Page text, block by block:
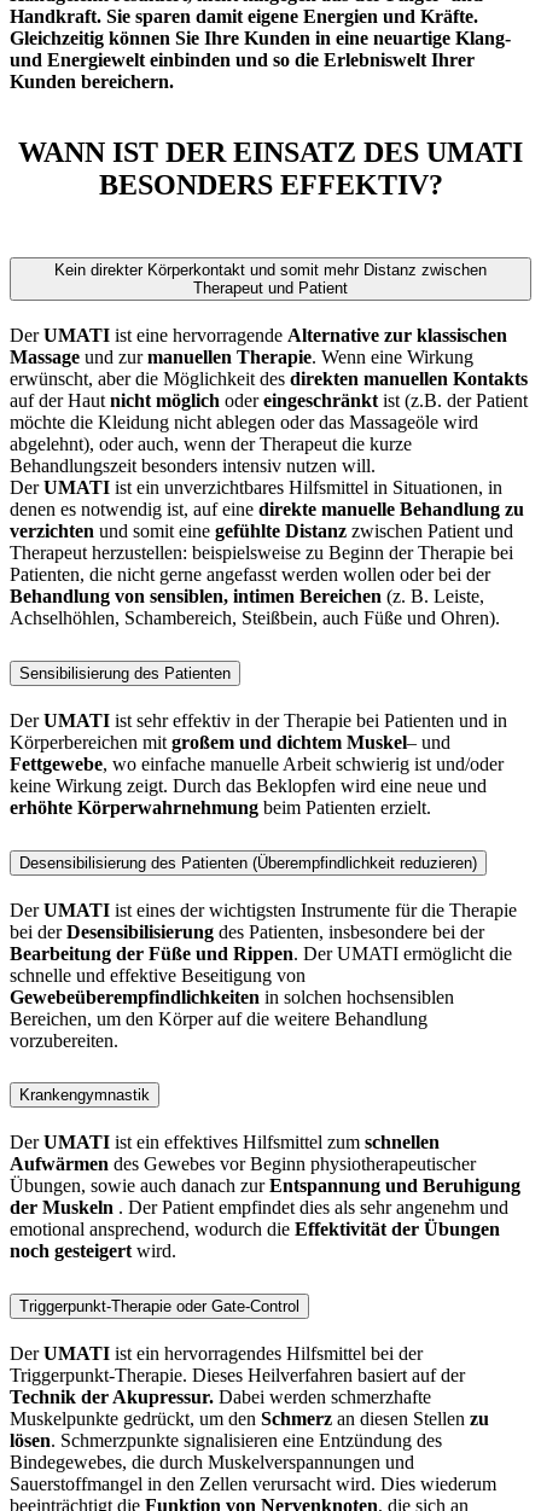
Handkraft. Sie sparen damit eigene Energien und Kräfte.
Gleichzeitig können Sie Ihre Kunden in eine neuartige Klang-
und Energiewelt einbinden und so die Erlebniswelt Ihrer
Kunden bereichern.
WANN IST DER EINSATZ DES UMATI
BESONDERS EFFEKTIV?
Kein direkter Körperkontakt und somit mehr Distanz zwischen
Therapeut und Patient
DerUMATI ist eine hervorragende Alternative zur klassischen
Massage und zurmanuellen Therapie. Wenn eine Wirkung
erwünscht, aber die Möglichkeit des direkten manuellen Kontakts
auf der Haut nicht möglich odereingeschränkt ist (z.B. der Patient
möchte die Kleidung nicht ablegen oder das Massageöle wird
abgelehnt), oder auch, wenn der Therapeut die kurze
Behandlungszeit besonders intensiv nutzen will.
DerUMATI ist ein unverzichtbares Hilfsmittel in Situationen, in
denen es notwendig ist, auf eine direkte manuelle Behandlung zu
verzichten und somit eine gefühlte Distanz zwischen Patient und
Therapeut herzustellen: beispielsweise zu Beginn der Therapie bei
Patienten, die nicht gerne angefasst werden wollen oder bei der
Behandlung von sensiblen, intimen Bereichen (z. B. Leiste,
Achselhöhlen, Schambereich, Steißbein, auch Füße und Ohren).
Sensibilisierung des Patienten
DerUMATI ist sehr effektiv in der Therapie bei Patienten und in
Körperbereichen mit großem und dichtem Muskel– und
Fettgewebe, wo einfache manuelle Arbeit schwierig ist und/oder
keine Wirkung zeigt. Durch das Beklopfen wird eine neue und
erhöhte Körperwahrnehmung beim Patienten erzielt.
Desensibilisierung des Patienten (Überempfindlichkeit reduzieren)
DerUMATI ist eines der wichtigsten Instrumente für die Therapie
bei derDesensibilisierung des Patienten, insbesondere bei der
Bearbeitung der Füße und Rippen. Der UMATI ermöglicht die
schnelle und effektive Beseitigung von
Gewebeüberempfindlichkeiten in solchen hochsensiblen
Bereichen, um den Körper auf die weitere Behandlung
vorzubereiten.
Krankengymnastik
DerUMATI ist ein effektives Hilfsmittel zum schnellen
Aufwärmen des Gewebes vor Beginn physiotherapeutischer
Übungen, sowie auch danach zurEntspannung und Beruhigung
der Muskeln . Der Patient empfindet dies als sehr angenehm und
emotional ansprechend, wodurch die Effektivität der Übungen
noch gesteigert wird.
Triggerpunkt-Therapie oder Gate-Control
DerUMATI ist ein hervorragendes Hilfsmittel bei der
Triggerpunkt-Therapie. Dieses Heilverfahren basiert auf der
Technik der Akupressur. Dabei werden schmerzhafte
Muskelpunkte gedrückt, um den Schmerz an diesen Stellen zu
lösen. Schmerzpunkte signalisieren eine Entzündung des
Bindegewebes, die durch Muskelverspannungen und
Sauerstoffmangel in den Zellen verursacht wird. Dies wiederum
beeinträchtigt die Funktion von Nervenknoten, die sich an